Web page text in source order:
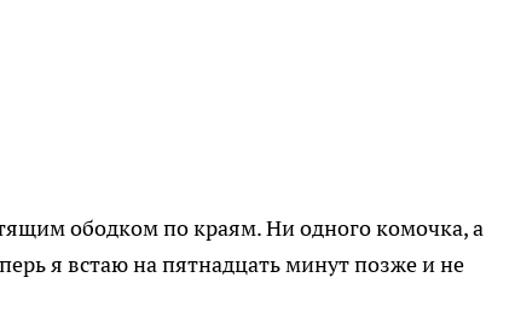
ободком по краям. Ни одного комочка, а
я встаю на пятнадцать минут позже и не